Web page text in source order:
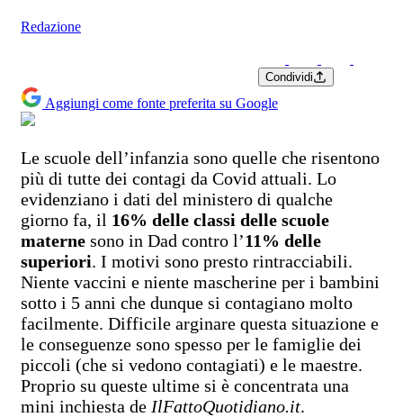
Redazione
Condividi
Aggiungi come fonte preferita su Google
Le scuole dell’infanzia sono quelle che risentono
più di tutte dei contagi da Covid attuali. Lo
evidenziano i dati del ministero di qualche
giorno fa, il 16% delle classi delle scuole
materne sono in Dad contro l’11% delle
superiori. I motivi sono presto rintracciabili.
Niente vaccini e niente mascherine per i bambini
sotto i 5 anni che dunque si contagiano molto
facilmente. Difficile arginare questa situazione e
le conseguenze sono spesso per le famiglie dei
piccoli (che si vedono contagiati) e le maestre.
Proprio su queste ultime si è concentrata una
mini inchiesta de IlFattoQuotidiano.it.